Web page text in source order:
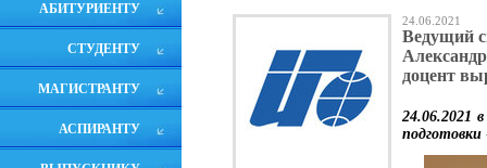
АБИТУРИЕНТУ
СТУДЕНТУ
МАГИСТРАНТУ
АСПИРАНТУ
24.06.2021
Ведущий
доцент
24.06.2021